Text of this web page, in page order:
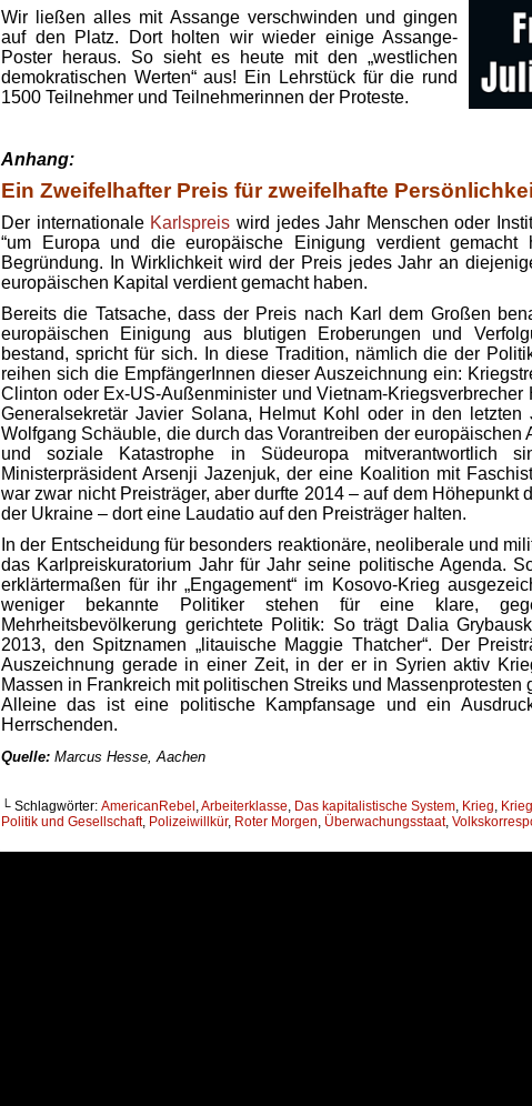
Wir ließen alles mit Assange verschwinden und gingen
auf den Platz. Dort holten wir wieder einige Assange-
Poster heraus. So sieht es heute mit den „westlichen
demokratischen Werten“ aus! Ein Lehrstück für die rund
1500 Teilnehmer und Teilnehmerinnen der Proteste.
Anhang:
Ein Zweifelhafter Preis für zweifelhafte
Der internationale Karlspreis wird jedes Jahr Menschen oder
“um Europa und die europäische Einigung verdient
Begründung. In Wirklichkeit wird der Preis jedes Jahr an
europäischen Kapital verdient gemacht haben.
Bereits die Tatsache, dass der Preis nach Karl dem Großen
europäischen Einigung aus blutigen Eroberungen und
bestand, spricht für sich. In diese Tradition, nämlich die der
reihen sich die EmpfängerInnen dieser Auszeichnung ein:
Clinton oder Ex-US-Außenminister und Vietnam-Kriegsverbrecher
Generalsekretär Javier Solana, Helmut Kohl oder in den letzten
Wolfgang Schäuble, die durch das Vorantreiben der europäischen
und soziale Katastrophe in Südeuropa mitverantwortlich
Ministerpräsident Arsenji Jazenjuk, der eine Koalition mit
war zwar nicht Preisträger, aber durfte 2014 – auf dem Höhepunkt
der Ukraine – dort eine Laudatio auf den Preisträger halten.
In der Entscheidung für besonders reaktionäre, neoliberale und
das Karlpreiskuratorium Jahr für Jahr seine politische Agenda.
erklärtermaßen für ihr „Engagement“ im Kosovo-Krieg
weniger bekannte Politiker stehen für eine klare,
Mehrheitsbevölkerung gerichtete Politik: So trägt Dalia
2013, den Spitznamen „litauische Maggie Thatcher“. Der
Auszeichnung gerade in einer Zeit, in der er in Syrien aktiv
Massen in Frankreich mit politischen Streiks und Massenprotesten
Alleine das ist eine politische Kampfansage und ein
Herrschenden.
Quelle: Marcus Hesse, Aachen
└ Schlagwörter: AmericanRebel Arbeiterklasse Das kapitalistische System Krieg
Politik und Gesellschaft, Polizeiwillkür, Roter Morgen Überwachungsstaat,